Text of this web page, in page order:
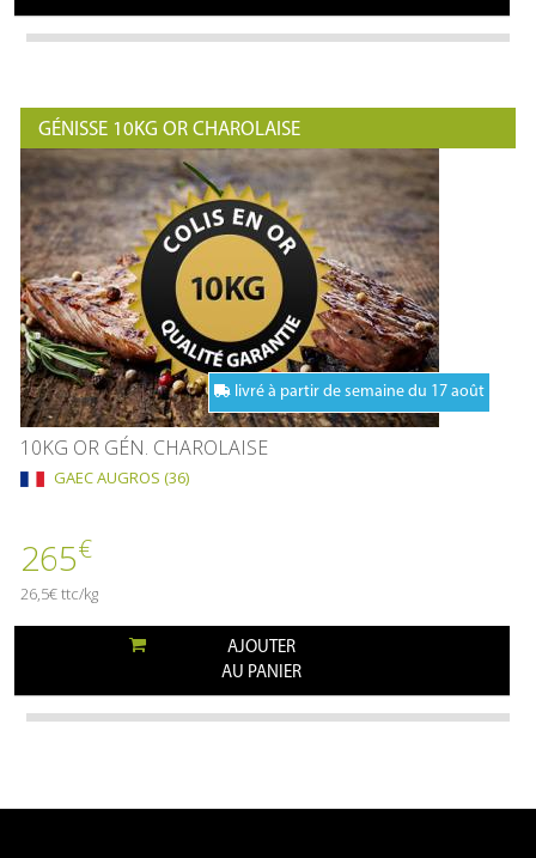
GÉNISSE 10KG OR CHAROLAISE
livré à partir de semaine du 17 août
10KG OR GÉN. CHAROLAISE
GAEC AUGROS (36)
265€
26,5€ ttc/kg
AJOUTER
AU PANIER